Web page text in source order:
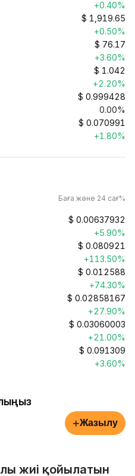
+0.40%
$ 1,919.65
+0.50%
$ 76.17
+3.60%
$ 1.042
+2.20%
$ 0.999428
0.00%
$ 0.070991
+1.80%
Баға және 24 сағ%
$ 0.00637932
+5.90%
$ 0.080921
+113.50%
$ 0.012588
+74.30%
$ 0.02858167
+27.90%
$ 0.03060003
+21.00%
$ 0.091309
+3.60%
+Жазылу
жиі қойылатын